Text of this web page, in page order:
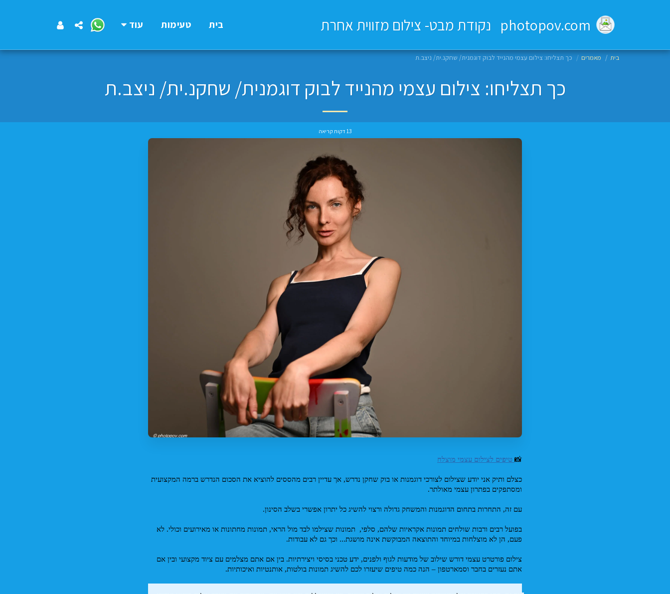
photopov.com נקודת מבט- צילום מזווית אחרת בית טעימות עוד
בית מאמרים כך תצליחו: צילום עצמי מהנייד לבוק דוגמנית/ שחקנ.ית/ ניצב.ת
כך תצליחו: צילום עצמי מהנייד לבוק דוגמנית/ שחקנ.ית/ ניצב.ת
13 דקות קריאה
📸 טיפים לצילום עצמי מוצלח
ומסתפקים בפתרון עצמי מאולתר.
עם זה, התחרות בתחום הדוגמנות והמשחק גדולה ורצוי להשיג כל יתרון אפשרי בשלב הסינון.
פעם, הן לא מוצלחות במיוחד והתוצאה המבוקשת אינה מושגת... וכך גם לא עבודות.
אתם נעזרים בחבר וסמארטפון – הנה כמה טיפים שיעזרו לכם להשיג תמונות בולטות, אותנטיות ואיכותיות.